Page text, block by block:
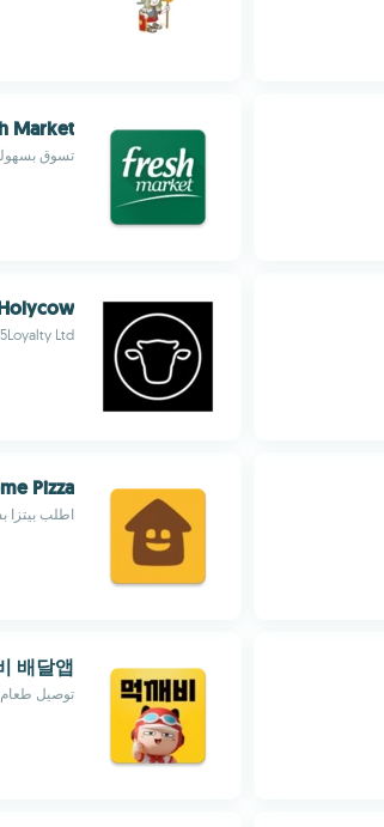
Market
تسوق
5Loyalty Ltd
Pizza
اطلب بيتزا
배달앱
توصيل طعام